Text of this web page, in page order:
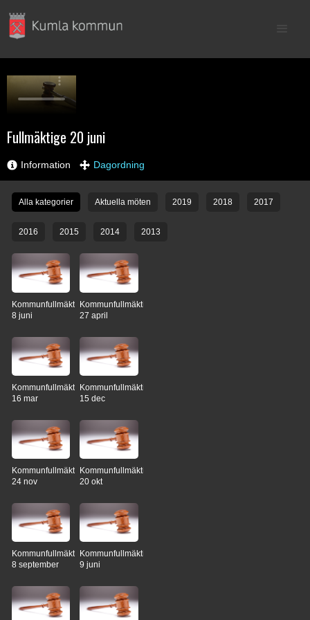
Fullmäktige 20 juni
Information Dagordning
Alla kategorier Aktuella möten 2019 2018 2017
2016 2015 2014 2013
Kommunfullmäktige
8 juni
Kommunfullmäktige
27 april
Kommunfullmäktige
16 mar
Kommunfullmäktige
15 dec
Kommunfullmäktige
24 nov
Kommunfullmäktige
20 okt
Kommunfullmäktige
8 september
Kommunfullmäktige
9 juni